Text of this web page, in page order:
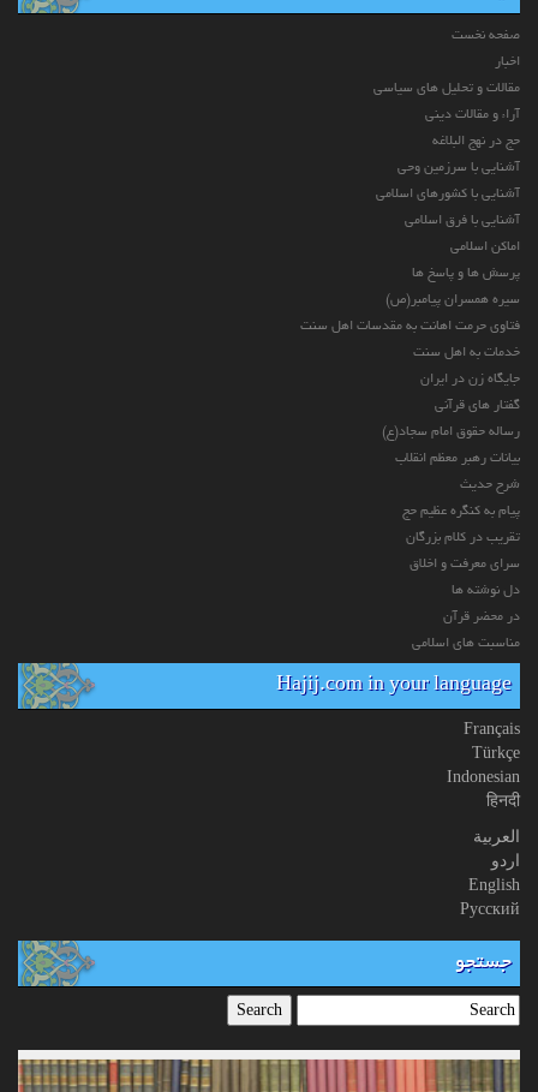
صفحه نخست
اخبار
مقالات و تحلیل های سیاسی
آراء و مقالات دینی
حج در نهج البلاغه
آشنایی با سرزمین وحی
آشنایی با کشورهای اسلامی
آشنایی با فرق اسلامی
اماکن اسلامی
پرسش ها و پاسخ ها
سیره همسران پیامبر(ص)
فتاوی حرمت اهانت به مقدسات اهل سنت
خدمات به اهل سنت
جایگاه زن در ایران
گفتار های قرآنی
رساله حقوق امام سجاد(ع)
بیانات رهبر معظم انقلاب
شرح حدیث
پیام به کنگره عظیم حج
تقریب در کلام بزرگان
سرای معرفت و اخلاق
دل نوشته ها
در محضر قرآن
مناسبت های اسلامی
Hajij.com in your language
Français
Türkçe
Indonesian
हिनदी
العربیة
اردو
English
Русский
جستجو